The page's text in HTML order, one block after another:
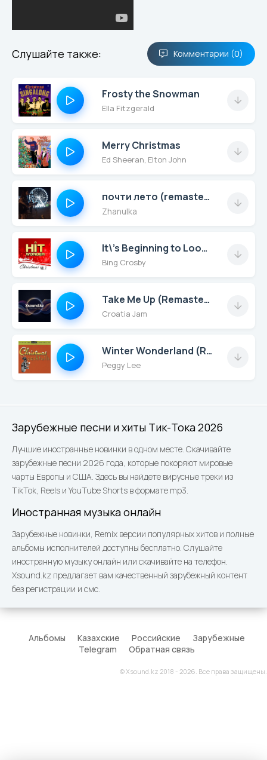
Зарубежные песни и хиты Тик-Тока 2026
Лучшие иностранные новинки в одном месте. Скачивайте
зарубежные песни 2026 года, которые покоряют мировые
чарты Европы и США. Здесь вы найдете вирусные треки из
TikTok, Reels и YouTube Shorts в формате mp3.
Иностранная музыка онлайн
Зарубежные новинки, Remix версии популярных хитов и полные
альбомы исполнителей доступны бесплатно. Слушайте
иностранную музыку онлайн или скачивайте на телефон.
Xsound.kz предлагает вам качественный зарубежный контент
без регистрации и смс.
Слушайте также: Комментарии (0)
Frosty the Snowman
Ella Fitzgerald
Merry Christmas
Ed Sheeran, Elton John
почти лето (remastered)
Zhanulka
It\'s Beginning to Look a Lot Like Christmas (Christmas Hit)
Bing Crosby
Take Me Up (Remastered Mix)
Croatia Jam
Winter Wonderland (Remastered)
Peggy Lee
Альбомы Казахские Российские
Зарубежные
Telegram
Обратная связь
© Xsound.kz 2018 - 2026. Все права защищены.